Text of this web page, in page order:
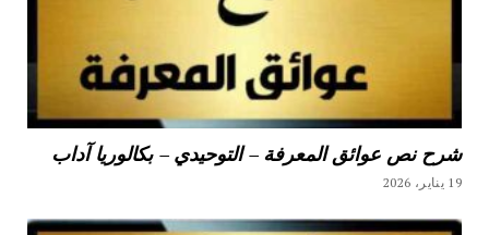
شرح نص عوائق المعرفة – التوحيدي – بكالوريا آداب
19 يناير، 2026